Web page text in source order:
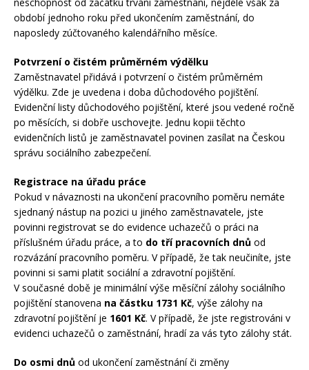
neschopnost od začátku trvání zaměstnání, nejdéle však za
období jednoho roku před ukončením zaměstnání, do
naposledy zúčtovaného kalendářního měsíce.
Potvrzení o čistém průměrném výdělku
Zaměstnavatel přidává i potvrzení o čistém průměrném
výdělku. Zde je uvedena i doba důchodového pojištění.
Evidenční listy důchodového pojištění, které jsou vedené ročně
po měsících, si dobře uschovejte. Jednu kopii těchto
evidenčních listů je zaměstnavatel povinen zasílat na Českou
správu sociálního zabezpečení.
Registrace na úřadu práce
Pokud v návaznosti na ukončení pracovního poměru nemáte
sjednaný nástup na pozici u jiného zaměstnavatele, jste
povinni registrovat se do evidence uchazečů o práci na
příslušném úřadu práce, a to do tří pracovních dnů od
rozvázání pracovního poměru. V případě, že tak neučiníte, jste
povinni si sami platit sociální a zdravotní pojištění.
V současné době je minimální výše měsíční zálohy sociálního
pojištění stanovena na částku 1731 Kč, výše zálohy na
zdravotní pojištění je 1601 Kč. V případě, že jste registrováni v
evidenci uchazečů o zaměstnání, hradí za vás tyto zálohy stát.
Do osmi dnů od ukončení zaměstnání či změny